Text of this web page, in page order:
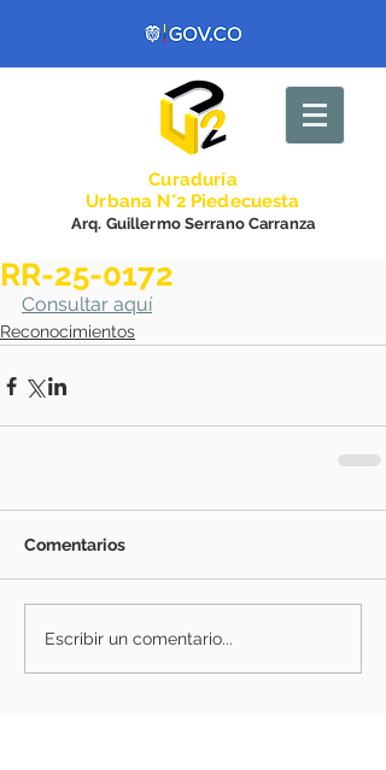
Curaduría
Urbana N°2 Piedecuesta
Arq. Guillermo Serrano Carranza
RR-25-0172
Consultar aquí
Reconocimientos
Comentarios
Escribir un comentario...